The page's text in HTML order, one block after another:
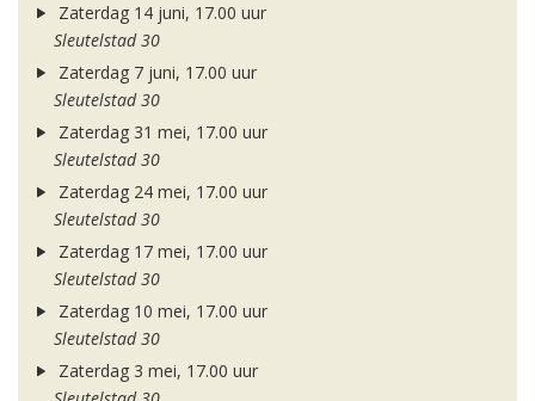
Zaterdag 14 juni, 17.00 uur
Sleutelstad 30
Zaterdag 7 juni, 17.00 uur
Sleutelstad 30
Zaterdag 31 mei, 17.00 uur
Sleutelstad 30
Zaterdag 24 mei, 17.00 uur
Sleutelstad 30
Zaterdag 17 mei, 17.00 uur
Sleutelstad 30
Zaterdag 10 mei, 17.00 uur
Sleutelstad 30
Zaterdag 3 mei, 17.00 uur